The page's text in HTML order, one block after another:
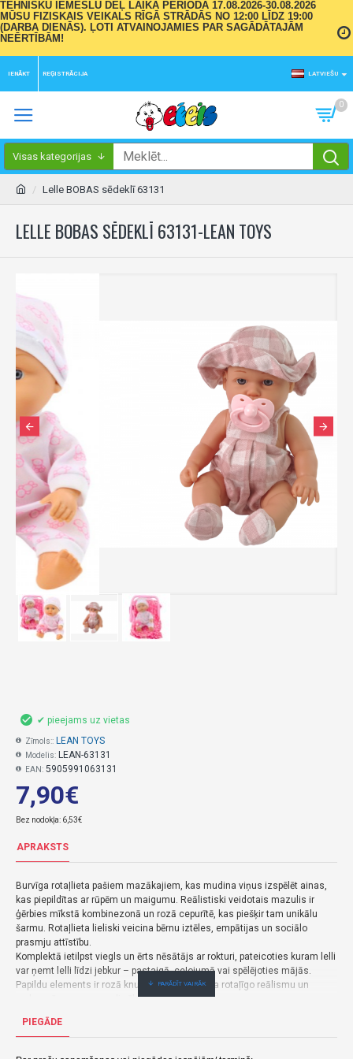
TEHNISKU IEMESLU DĒĻ LAIKA PERIODĀ 17.08.2026-30.08.2026
MŪSU FIZISKAIS VEIKALS RĪGĀ STRĀDĀS NO 12:00 LĪDZ 19:00
(DARBA DIENĀS). ĻOTI ATVAINOJAMIES PAR SAGĀDĀTAJĀM
NEĒRTĪBĀM!
IENĀKT REĢISTRĀCIJA LATVIEŠU
0
Visas kategorijas
Lelle BOBAS sēdeklī 63131
LELLE BOBAS SĒDEKLĪ 63131-LEAN TOYS
7,90€
Bez nodokļa: 6,53€
✔ pieejams uz vietas
Zīmols:: LEAN TOYS
Modelis: LEAN-63131
EAN: 5905991063131
APRAKSTS
Burvīga rotaļlieta pašiem mazākajiem, kas mudina viņus izspēlēt ainas,
kas piepildītas ar rūpēm un maigumu. Reālistiski veidotais mazulis ir
ģērbies mīkstā kombinezonā un rozā cepurītē, kas piešķir tam unikālu
šarmu. Rotaļlieta lieliski veicina bērnu iztēles, empātijas un sociālo
prasmju attīstību.
Komplektā ietilpst viegls un ērts nēsātājs ar rokturi, pateicoties kuram lelli
var ņemt lelli līdzi jebkur – pastaigā, ceļojumā vai spēlējoties mājās.
Papildu elements ir rozā knupītis, kas papildina rotaļīgo reālismu un
padara rūpes par mazuli vēl jautrāku.
ļauj tai lieliski iegulties mazuļa rokās. Nēsātājs ir izgatavots no tāda paša
izskatu.
PIEGĀDE